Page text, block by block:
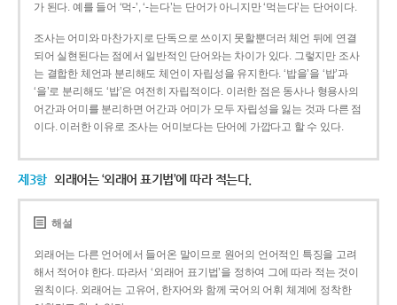
가 된다. 예를 들어 ‘먹-’, ‘-는다’는 단어가 아니지만 ‘먹는다’는 단어이다.
조사는 어미와 마찬가지로 단독으로 쓰이지 못할뿐더러 체언 뒤에 연결
되어 실현된다는 점에서 일반적인 단어와는 차이가 있다. 그렇지만 조사
는 결합한 체언과 분리해도 체언이 자립성을 유지한다. ‘밥을’을 ‘밥’과
‘을’로 분리해도 ‘밥’은 여전히 자립적이다. 이러한 점은 동사나 형용사의
어간과 어미를 분리하면 어간과 어미가 모두 자립성을 잃는 것과 다른 점
이다. 이러한 이유로 조사는 어미보다는 단어에 가깝다고 할 수 있다.
제3항 외래어는 ‘외래어 표기법’에 따라 적는다.
해설
외래어는 다른 언어에서 들어온 말이므로 원어의 언어적인 특징을 고려
해서 적어야 한다. 따라서 ‘외래어 표기법’을 정하여 그에 따라 적는 것이
원칙이다. 외래어는 고유어, 한자어와 함께 국어의 어휘 체계에 정착한